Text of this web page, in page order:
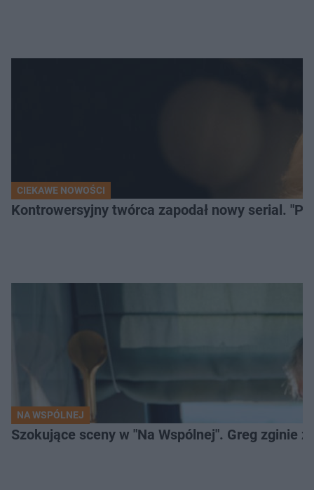
CIEKAWE NOWOŚCI
Kontrowersyjny twórca zapodał nowy serial.
NA WSPÓLNEJ
Szokujące sceny w "Na Wspólnej". Greg zginie z